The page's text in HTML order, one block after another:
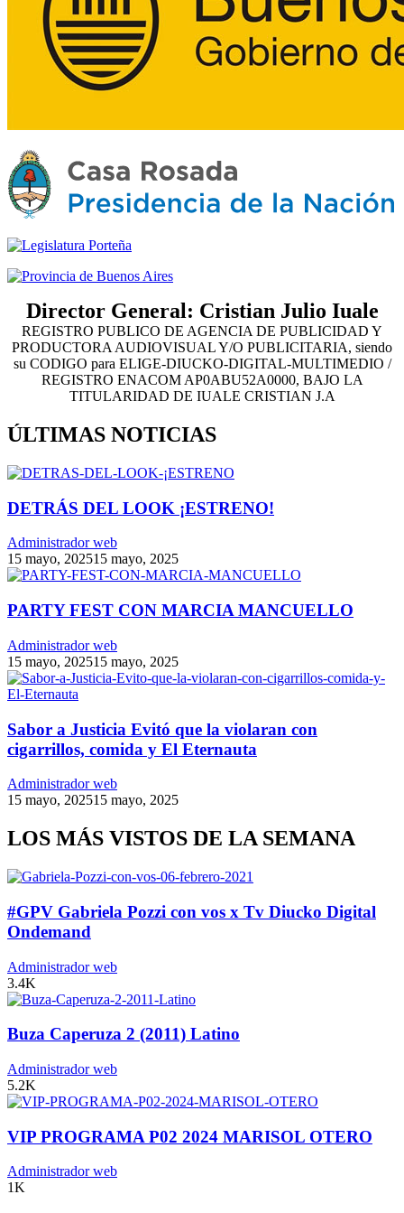
Director General: Cristian Julio Iuale
REGISTRO PUBLICO DE AGENCIA DE PUBLICIDAD Y
PRODUCTORA AUDIOVISUAL Y/O PUBLICITARIA, siendo
su CODIGO para ELIGE-DIUCKO-DIGITAL-MULTIMEDIO /
REGISTRO ENACOM AP0ABU52A0000, BAJO LA
TITULARIDAD DE IUALE CRISTIAN J.A
ÚLTIMAS NOTICIAS
DETRÁS DEL LOOK ¡ESTRENO!
Administrador web
15 mayo, 202515 mayo, 2025
PARTY FEST CON MARCIA MANCUELLO
Administrador web
15 mayo, 202515 mayo, 2025
Sabor a Justicia Evitó que la violaran con
cigarrillos, comida y El Eternauta
Administrador web
15 mayo, 202515 mayo, 2025
LOS MÁS VISTOS DE LA SEMANA
#GPV Gabriela Pozzi con vos x Tv Diucko Digital
Ondemand
Administrador web
3.4K
Buza Caperuza 2 (2011) Latino
Administrador web
5.2K
VIP PROGRAMA P02 2024 MARISOL OTERO
Administrador web
1K